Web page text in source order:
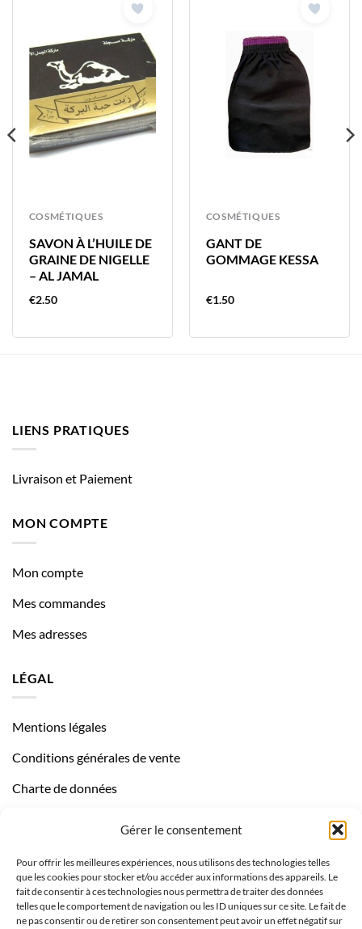
Gérer le consentement
Pour offrir les meilleures expériences, nous utilisons des technologies telles
que les cookies pour stocker et/ou accéder aux informations des appareils. Le
fait de consentir à ces technologies nous permettra de traiter des données
telles que le comportement de navigation ou les ID uniques sur ce site. Le fait de
ne pas consentir ou de retirer son consentement peut avoir un effet négatif sur
COSMÉTIQUES
SAVON À L’HUILE DE
GRAINE DE NIGELLE
– AL JAMAL
€2.50
COSMÉTIQUES
GANT DE
GOMMAGE KESSA
€1.50
LIENS PRATIQUES
Livraison et Paiement
MON COMPTE
Mon compte
Mes commandes
Mes adresses
LÉGAL
Mentions légales
Conditions générales de vente
Charte de données